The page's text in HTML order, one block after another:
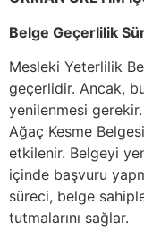
Belge Geçerlilik
Mesleki Yeterlilik
geçerlidir. Ancak,
yenilenmesi
Ağaç Kesme
etkilenir. Belgeyi
içinde başvuru
süreci, belge
tutmalarını sağlar.